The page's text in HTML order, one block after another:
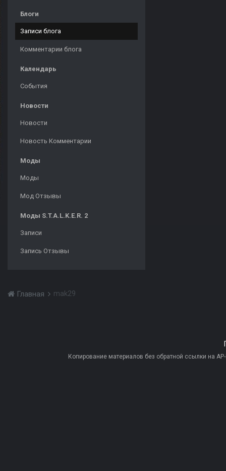
Блоги
Записи блога
Комментарии блога
Календарь
События
Новости
Новости
Новость Комментарии
Моды
Моды
Мод Отзывы
Моды S.T.A.L.K.E.R. 2
Записи
Запись Отзывы
Главная mak29
Копирование материалов без обратной ссылки на